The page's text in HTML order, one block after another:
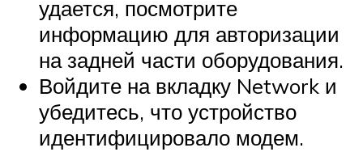
удается, посмотрите
информацию для авторизации
на задней части оборудования.
Войдите на вкладку Network и
убедитесь, что устройство
идентифицировало модем.